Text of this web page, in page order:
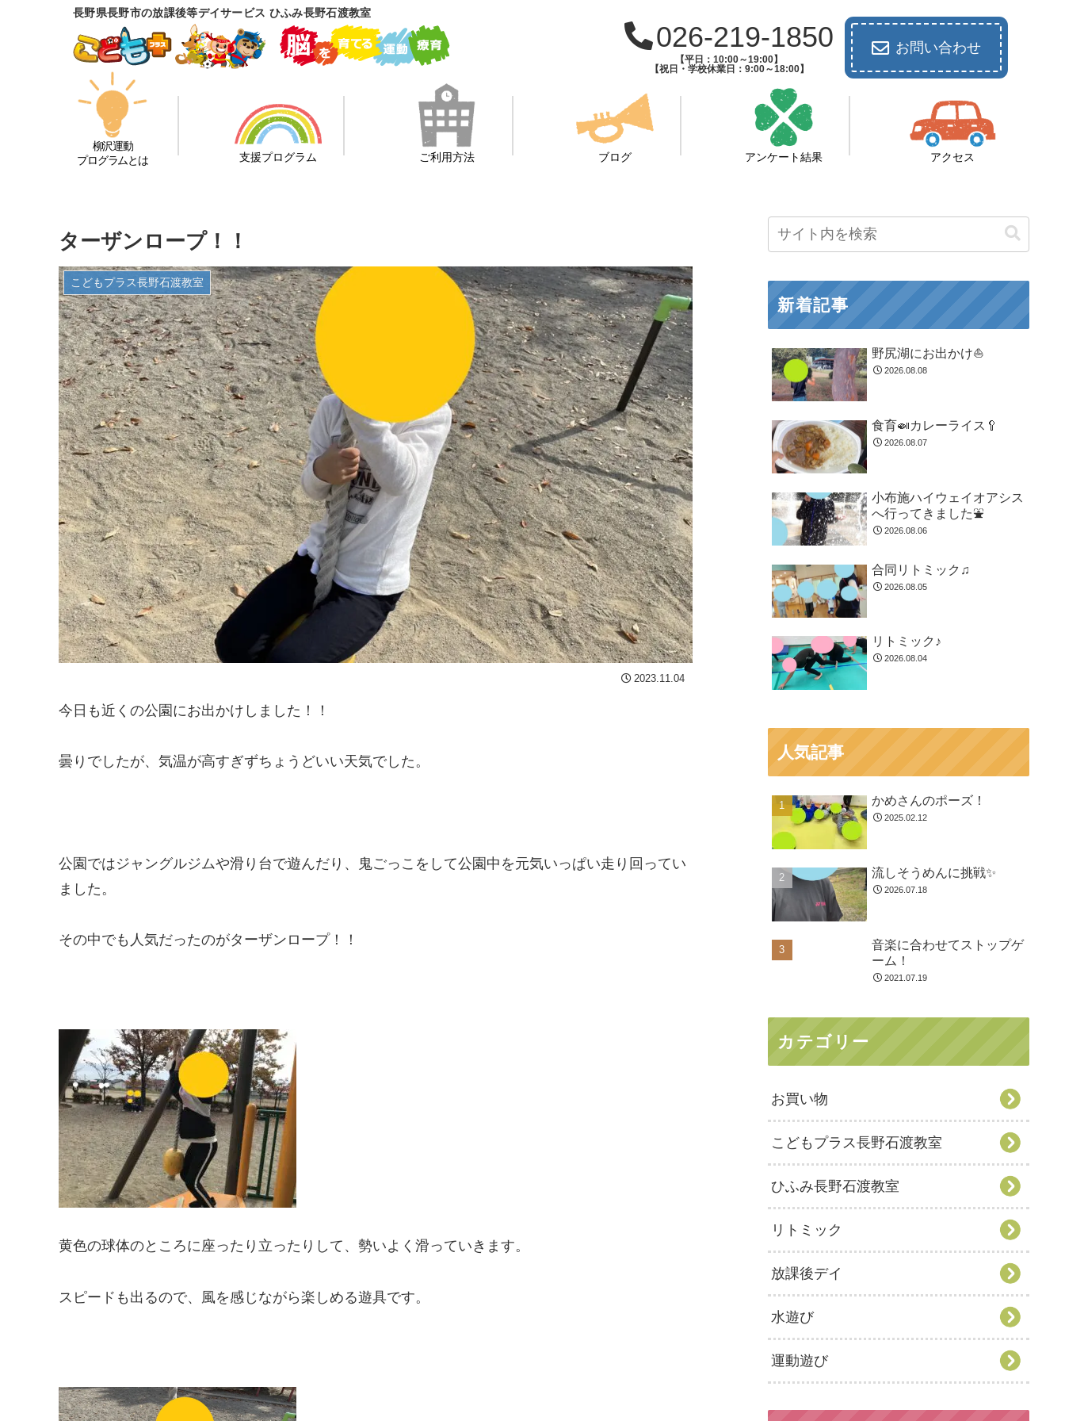
長野県長野市の放課後等デイサービス ひふみ長野石渡教室
026-219-1850
【平日：10:00～19:00】
【祝日・学校休業日：9:00～18:00】
お問い合わせ
柳沢運動
プログラムとは
支援プログラム ご利用方法 ブログ アンケート結果 アクセス
ターザンロープ！！
こどもプラス長野石渡教室
2023.11.04
今日も近くの公園にお出かけしました！！
曇りでしたが、気温が高すぎずちょうどいい天気でした。
公園ではジャングルジムや滑り台で遊んだり、鬼ごっこをして公園中を元気いっぱい走り回ってい
ました。
その中でも人気だったのがターザンロープ！！
黄色の球体のところに座ったり立ったりして、勢いよく滑っていきます。
スピードも出るので、風を感じながら楽しめる遊具です。
新着記事
野尻湖にお出かけ⛵
2026.08.08
食育🍛カレーライス🥄
2026.08.07
小布施ハイウェイオアシス
へ行ってきました⛲
2026.08.06
合同リトミック♫
2026.08.05
リトミック♪
2026.08.04
人気記事
かめさんのポーズ！
2025.02.12
流しそうめんに挑戦✨
2026.07.18
音楽に合わせてストップゲ
ーム！
2021.07.19
カテゴリー
お買い物
こどもプラス長野石渡教室
ひふみ長野石渡教室
リトミック
放課後デイ
水遊び
運動遊び